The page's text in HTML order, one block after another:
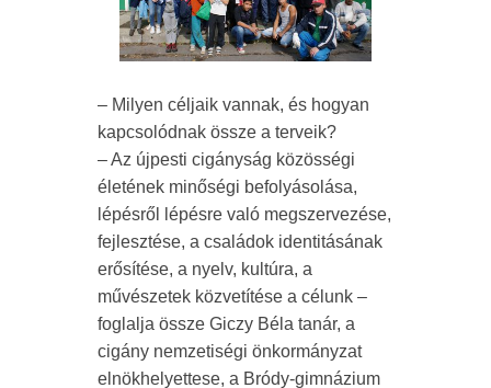
– Milyen céljaik vannak, és hogyan
kapcsolódnak össze a terveik?
– Az újpesti cigányság közösségi
életének minőségi befolyásolása,
lépésről lépésre való megszervezése,
fejlesztése, a családok identitásának
erősítése, a nyelv, kultúra, a
művészetek közvetítése a célunk –
foglalja össze Giczy Béla tanár, a
cigány nemzetiségi önkormányzat
elnökhelyettese, a Bródy-gimnázium